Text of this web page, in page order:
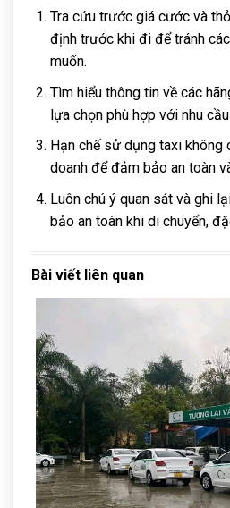
Tra cứu trước giá cước và
định trước khi đi để tránh
muốn.
Tìm hiểu thông tin về các
lựa chọn phù hợp với nhu
Hạn chế sử dụng taxi không
doanh để đảm bảo an toàn
Luôn chú ý quan sát và ghi
bảo an toàn khi di chuyển,
Bài viết liên quan